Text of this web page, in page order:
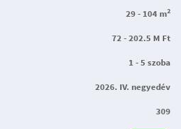
29 - 104 m2
72 - 202.5 M Ft
1 - 5 szoba
2026. IV. negyedév
309